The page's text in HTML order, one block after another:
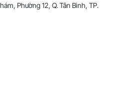
Phường 12, Q. Tân Bình, TP.